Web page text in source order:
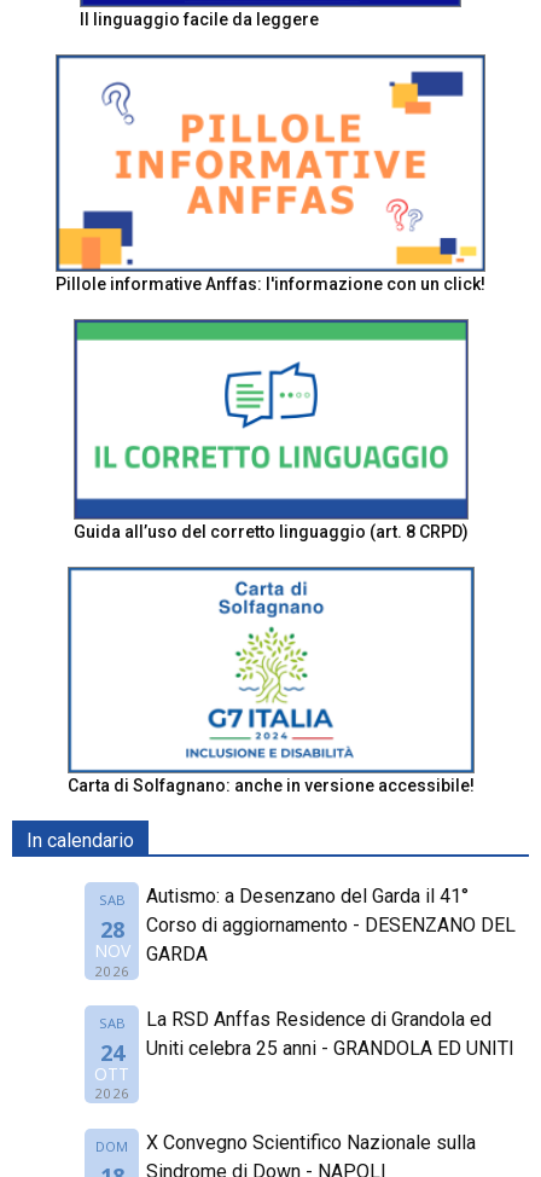
Il linguaggio facile da leggere
Pillole informative Anffas: l'informazione con un click!
Guida all’uso del corretto linguaggio (art. 8 CRPD)
Carta di Solfagnano: anche in versione accessibile!
In calendario
SAB
28
NOV
2026
Autismo: a Desenzano del Garda il 41°
Corso di aggiornamento - DESENZANO DEL
GARDA
SAB
24
OTT
2026
La RSD Anffas Residence di Grandola ed
Uniti celebra 25 anni - GRANDOLA ED UNITI
DOM
X Convegno Scientifico Nazionale sulla
Sindrome di Down - NAPOLI